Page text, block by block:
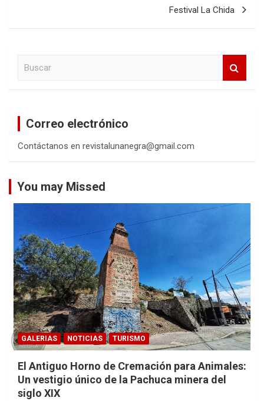
Festival La Chida
Correo electrónico
Contáctanos en revistalunanegra@gmail.com
You may Missed
GALERIAS NOTICIAS TURISMO
El Antiguo Horno de Cremación para Animales:
Un vestigio único de la Pachuca minera del
siglo XIX